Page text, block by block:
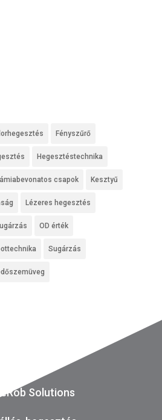
Fényszűrő
Hegesztéstechnika
csapok Kesztyű
Lézeres hegesztés
OD érték
Sugárzás
Solutions